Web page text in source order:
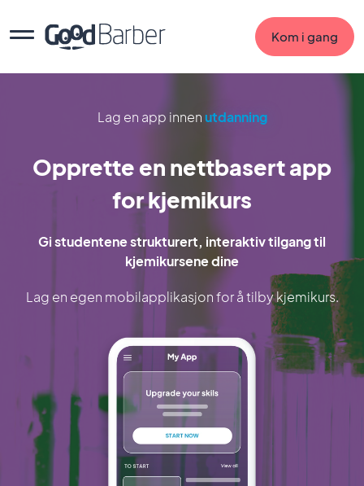
Kom i gang
Lag en app innenutdanning
Opprette en nettbasert app
for kjemikurs
Gi studentene strukturert, interaktiv tilgang til
kjemikursene dine
Lag en egen mobilapplikasjon for å tilby kjemikurs.